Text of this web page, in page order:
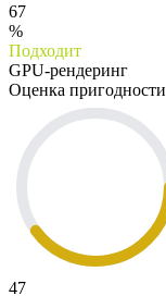
67
%
Подходит
GPU-рендеринг
Оценка пригодности
47